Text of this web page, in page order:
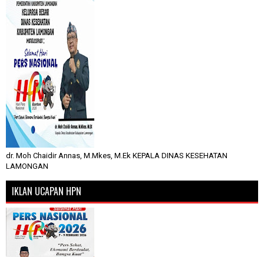
dr. Moh Chaidir Annas, M.Mkes, M.Ek KEPALA DINAS KESEHATAN
LAMONGAN
IKLAN UCAPAN HPN